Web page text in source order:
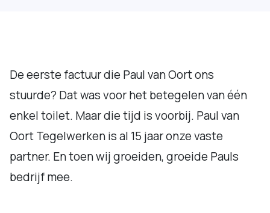
De eerste factuur die Paul van Oort ons
stuurde? Dat was voor het betegelen van één
enkel toilet. Maar die tijd is voorbij. Paul van
Oort Tegelwerken is al 15 jaar onze vaste
partner. En toen wij groeiden, groeide Pauls
bedrijf mee.